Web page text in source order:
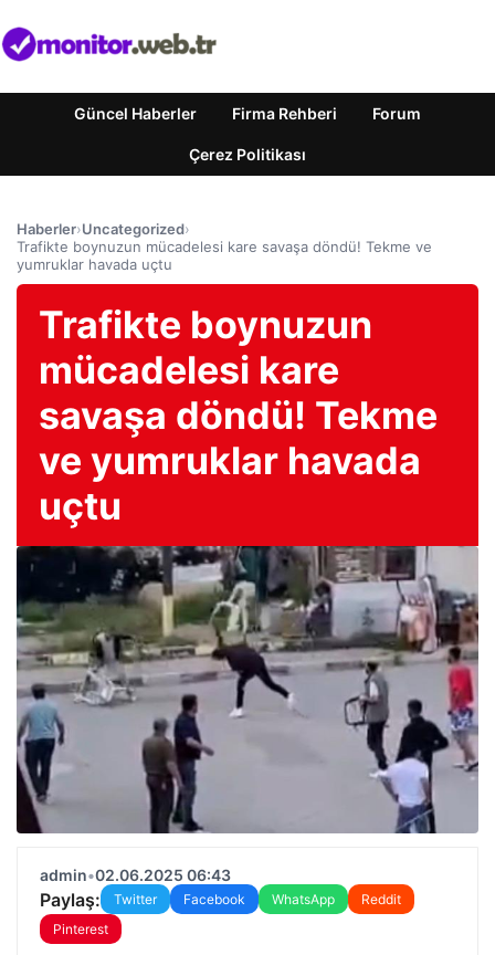
Güncel Haberler Firma Rehberi Forum
Çerez Politikası
Haberler›Uncategorized›
Trafikte boynuzun mücadelesi kare savaşa döndü! Tekme ve
yumruklar havada uçtu
Trafikte boynuzun
mücadelesi kare
savaşa döndü! Tekme
ve yumruklar havada
uçtu
admin•02.06.2025 06:43
Paylaş: Twitter Facebook WhatsApp
Reddit
Pinterest